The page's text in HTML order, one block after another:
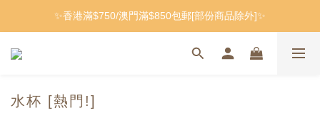
✨香港滿$750/澳門滿$850包郵[部份商品除外]✨
水杯 [熱門!]